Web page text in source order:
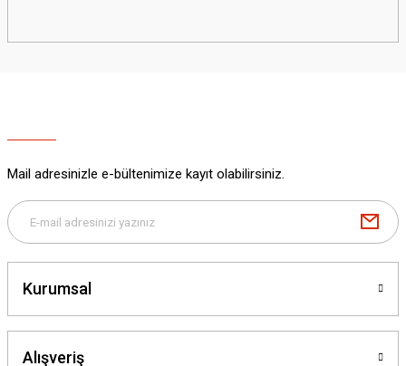
Mail adresinizle e-bültenimize kayıt olabilirsiniz.
Kurumsal
Alışveriş